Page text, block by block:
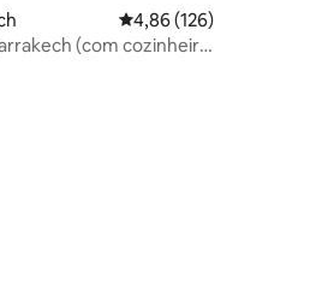
5, 215 avaliações4,86 de uma avaliação
4,86 (126)
(com cozinheiro